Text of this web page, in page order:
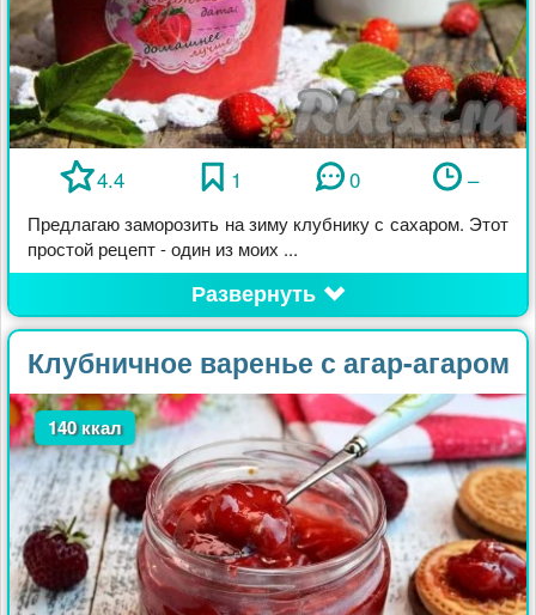
4.4 1 0 –
Предлагаю заморозить на зиму клубнику с сахаром. Этот
простой рецепт - один из моих ...
Развернуть
Клубничное варенье с агар-агаром
140 ккал